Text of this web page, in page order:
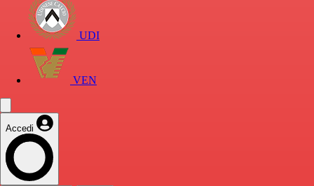
UDI
VEN
Accedi